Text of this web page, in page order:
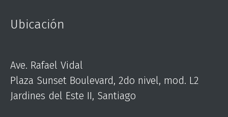
Ubicación
Ave. Rafael Vidal
Plaza Sunset Boulevard, 2do nivel, mod. L2
Jardines del Este II, Santiago